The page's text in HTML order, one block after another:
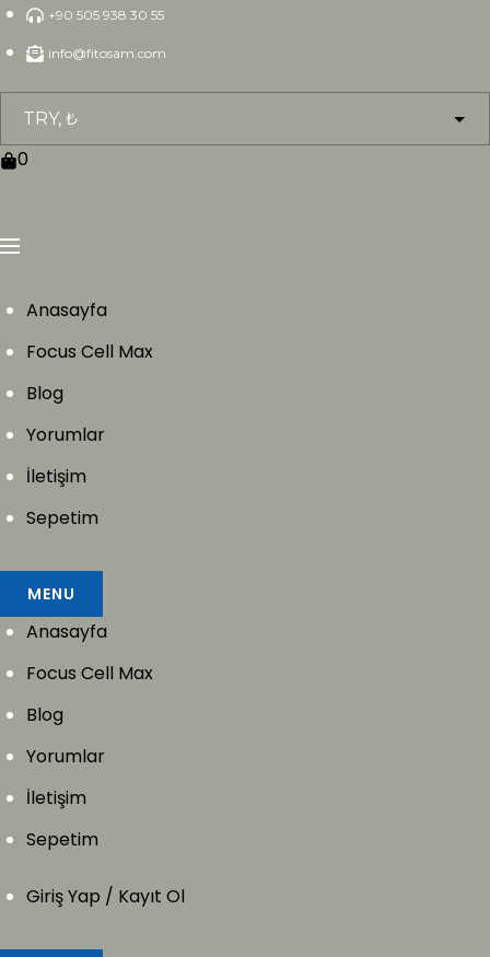
Skip
content
+90 505 938 30 55
info@fitosam.com
0
Anasayfa
Focus Cell Max
Blog
Yorumlar
İletişim
Sepetim
MENU
Anasayfa
Focus Cell Max
Blog
Yorumlar
İletişim
Sepetim
Giriş Yap / Kayıt Ol